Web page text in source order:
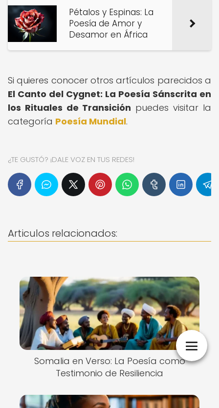
Pétalos y Espinas: La
Poesía de Amor y
Desamor en África
Si quieres conocer otros artículos parecidos a
El Canto del Cygnet: La Poesía Sánscrita en
los Rituales de Transición puedes visitar la
categoría Poesía Mundial.
¿TE GUSTÓ? ¡DALE VOZ EN TUS REDES!
Articulos relacionados:
Somalia en Verso: La Poesía como
Testimonio de Resiliencia